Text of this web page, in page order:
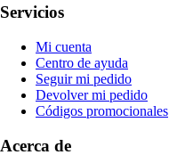
Servicios
Mi cuenta
Centro de ayuda
Seguir mi pedido
Devolver mi pedido
Códigos promocionales
Acerca de